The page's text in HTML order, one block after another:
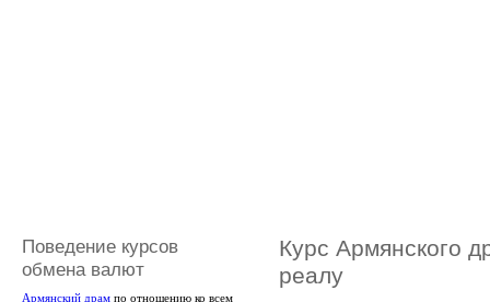
Поведение курсов
обмена валют
Армянский драм по отношению ко всем
Курс Армянского
реалу